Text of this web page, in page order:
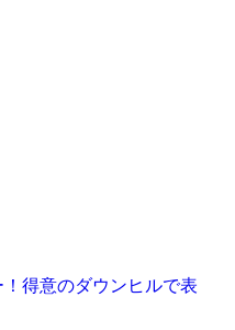
得意のダウンヒルで表